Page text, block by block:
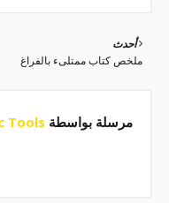
أحدث
ملخص كتاب ممتلىء بالفراغ
مرسلة بواسطة